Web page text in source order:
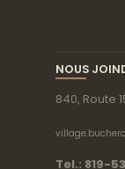
NOUS
840, Route
Tel.: 819-